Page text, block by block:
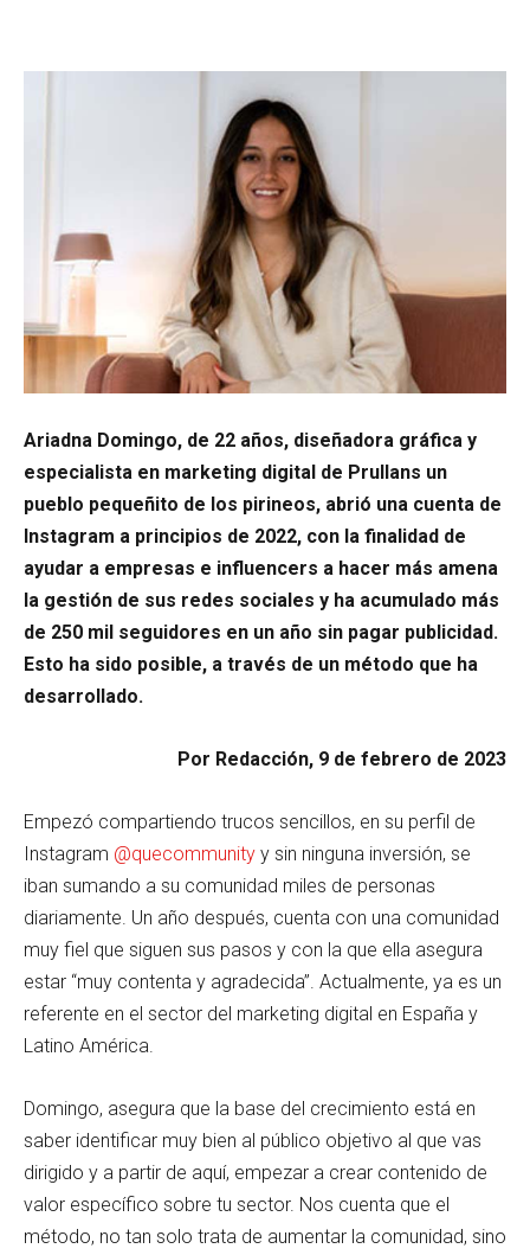
Ariadna Domingo, de 22 años, diseñadora gráfica y
especialista en marketing digital de Prullans un
pueblo pequeñito de los pirineos, abrió una cuenta de
Instagram a principios de 2022, con la finalidad de
ayudar a empresas e influencers a hacer más amena
la gestión de sus redes sociales y ha acumulado más
de 250 mil seguidores en un año sin pagar publicidad.
Esto ha sido posible, a través de un método que ha
desarrollado.
Por Redacción, 9 de febrero de 2023
Empezó compartiendo trucos sencillos, en su perfil de
Instagram @quecommunity y sin ninguna inversión, se
iban sumando a su comunidad miles de personas
diariamente. Un año después, cuenta con una comunidad
muy fiel que siguen sus pasos y con la que ella asegura
estar “muy contenta y agradecida”. Actualmente, ya es un
referente en el sector del marketing digital en España y
Latino América.
Domingo, asegura que la base del crecimiento está en
saber identificar muy bien al público objetivo al que vas
dirigido y a partir de aquí, empezar a crear contenido de
valor específico sobre tu sector. Nos cuenta que el
método, no tan solo trata de aumentar la comunidad, sino